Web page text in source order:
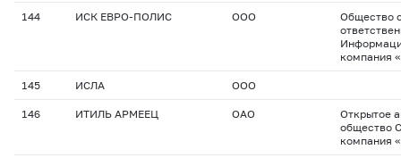
144 ИСК ЕВРО-ПОЛИС ООО
Общество
компания
145 ИСЛА ООО
146 ИТИЛЬ АРМЕЕЦ ОАО
Открытое
общество
компания